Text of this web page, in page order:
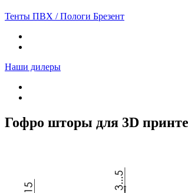
Тенты ПВХ / Пологи Брезент
Наши дилеры
Гофро шторы для 3D